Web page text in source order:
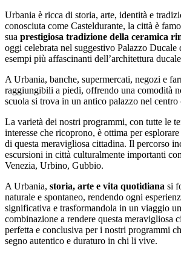
Urbania è ricca di storia, arte, identità e
conosciuta come Casteldurante, la città è
sua prestigiosa tradizione della ceramica
oggi celebrata nel suggestivo Palazzo
esempi più affascinanti dell’architettura
A Urbania, banche, supermercati, negozi e
raggiungibili a piedi, offrendo una comodità
scuola si trova in un antico palazzo nel centro
La varietà dei nostri programmi, con tutte le
interesse che ricoprono, è ottima per
di questa meravigliosa cittadina. Il percorso
escursioni in città culturalmente importanti
Venezia, Urbino, Gubbio.
A Urbania, storia, arte e vita quotidiana si
naturale e spontaneo, rendendo ogni
significativa e trasformandola in un viaggio
combinazione a rendere questa meravigliosa
perfetta e conclusiva per i nostri programmi
segno autentico e duraturo in chi li vive.